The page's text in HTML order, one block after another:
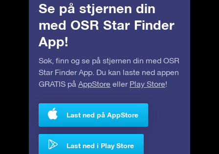
Se på stjernen din
med OSR Star Finder
App!
Søk, finn og se på stjernen din med OSR
Star Finder App. Du kan laste ned appen
GRATIS på AppStore eller Play Store!
Last ned på AppStore
Last ned i Play Store